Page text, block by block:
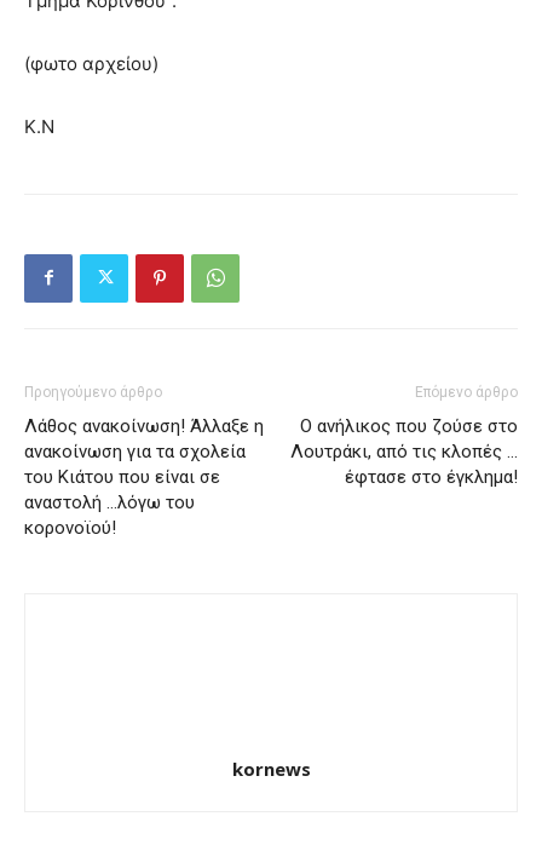
(φωτο αρχείου)
Κ.Ν
Προηγούμενο άρθρο
Λάθος ανακοίνωση! Άλλαξε η
ανακοίνωση για τα σχολεία
του Κιάτου που είναι σε
αναστολή …λόγω του
κορονοϊού!
Επόμενο άρθρο
Ο ανήλικος που ζούσε στο
Λουτράκι, από τις κλοπές …
έφτασε στο έγκλημα!
kornews